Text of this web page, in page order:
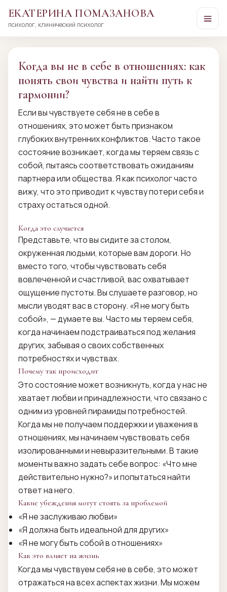
ЕКАТЕРИНА ПОМАЗАНОВА
психолог, клинический психолог
Когда вы не в себе в отношениях: как
понять свои чувства и найти путь к
гармонии?
Если вы чувствуете себя не в себе в
отношениях, это может быть признаком
глубоких внутренних конфликтов. Часто такое
состояние возникает, когда мы теряем связь с
собой, пытаясь соответствовать ожиданиям
партнера или общества. Я как психолог часто
вижу, что это приводит к чувству потери себя и
страху остаться одной.
Когда это случается
Представьте, что вы сидите за столом,
окруженная людьми, которые вам дороги. Но
вместо того, чтобы чувствовать себя
вовлеченной и счастливой, вас охватывает
ощущение пустоты. Вы слушаете разговор, но
мысли уводят вас в сторону. «Я не могу быть
собой», — думаете вы. Часто мы теряем себя,
когда начинаем подстраиваться под желания
других, забывая о своих собственных
потребностях и чувствах.
Почему так происходит
Это состояние может возникнуть, когда у нас не
хватает любви и принадлежности, что связано с
одним из уровней пирамиды потребностей.
Когда мы не получаем поддержки и уважения в
отношениях, мы начинаем чувствовать себя
изолированными и невыразительными. В такие
моменты важно задать себе вопрос: «Что мне
действительно нужно?» и попытаться найти
ответ на него.
Какие убеждения могут стоять за проблемой
«Я не заслуживаю любви»
«Я должна быть идеальной для других»
«Я не могу быть собой в отношениях»
Как это влияет на жизнь
Когда мы чувствуем себя не в себе, это может
отражаться на всех аспектах жизни. Мы можем